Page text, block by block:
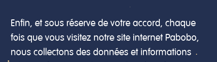
Enfin, et sous réserve de votre accord, chaque
fois que vous visitez notre site internet Pabobo,
nous collectons des données et informations